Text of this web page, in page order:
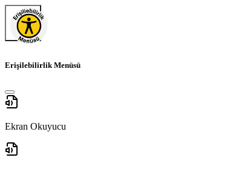
Erişilebilirlik Menüsü
Ekran Okuyucu